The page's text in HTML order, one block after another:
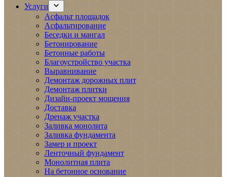
Услуги
Асфальт площадок
Асфальтирование
Беседки и мангал
Бетонирование
Бетонные работы
Благоустройство участка
Выравнивание
Демонтаж дорожных плит
Демонтаж плитки
Дизайн-проект мощения
Доставка
Дренаж участка
Заливка монолита
Заливка фундамента
Замер и проект
Ленточный фундамент
Монолитная плита
На бетонное основание